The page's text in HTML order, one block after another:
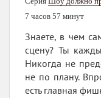
7 часов 57 минут
Знаете, в чем
сцену? Ты
Никогда не
не по плану.
есть главная